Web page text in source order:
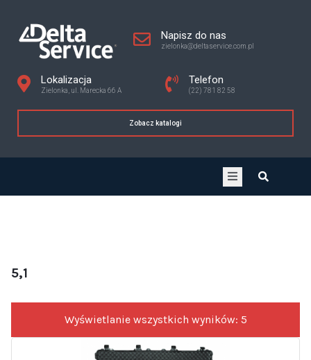
Napisz do nas
zielonka@deltaservice.com.pl
Lokalizacja
Zielonka, ul. Marecka 66 A
Telefon
(22) 781 82 58
Zobacz katalogi
5,1
Wyświetlanie wszystkich wyników: 5